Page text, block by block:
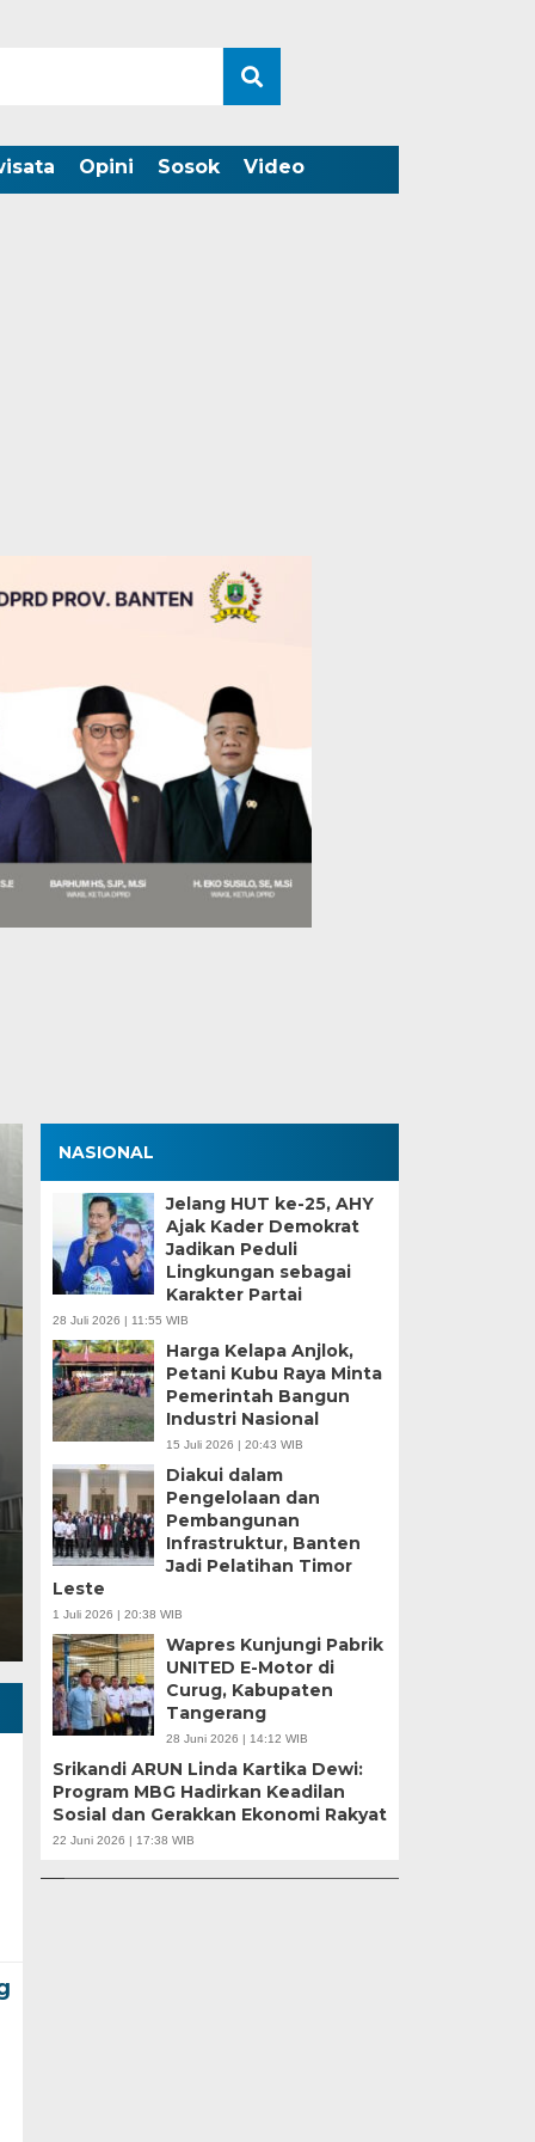
Opini Sosok Video
Zona Blank Spot,
Serang Lakukan
Senin, 15 Jun 2026 - 14:09 WIB
BagusNews.Co – Pelaksanaan Sistem Penerimaan
di Kota Serang menghadapi tantangan…
NASIONAL
Jelang HUT ke-25, AHY
Ajak Kader Demokrat
Jadikan Peduli
Lingkungan sebagai
Karakter Partai
28 Juli 2026 | 11:55 WIB
Harga Kelapa Anjlok,
Petani Kubu Raya Minta
Pemerintah Bangun
Industri Nasional
15 Juli 2026 | 20:43 WIB
Diakui dalam
Pengelolaan dan
Pembangunan
Infrastruktur, Banten
Jadi Pelatihan Timor
Leste
1 Juli 2026 | 20:38 WIB
Wapres Kunjungi Pabrik
UNITED E-Motor di
Curug, Kabupaten
Tangerang
28 Juni 2026 | 14:12 WIB
Srikandi ARUN Linda Kartika Dewi:
Program MBG Hadirkan Keadilan
Sosial dan Gerakkan Ekonomi Rakyat
22 Juni 2026 | 17:38 WIB
APBD Tahun 2025 Anggarkan Rp200 Miliar |